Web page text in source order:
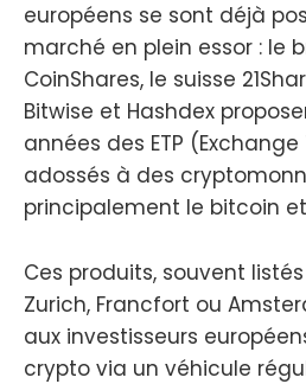
européens se sont déjà
marché en plein essor : le
CoinShares, le suisse
Bitwise et Hashdex
années des ETP
adossés à des
principalement le bitcoin et
Ces produits, souvent
Zurich, Francfort ou
aux investisseurs
crypto via un véhicule